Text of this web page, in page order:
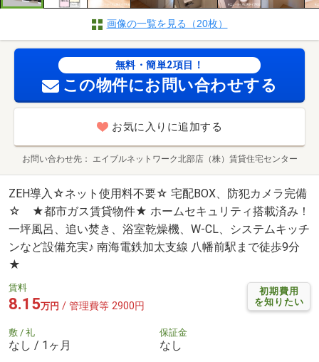
画像の一覧を見る（20枚）
無料・簡単2項目！
この物件にお問い合わせする
お気に入りに追加する
お問い合わせ先 エイブルネットワーク北部店（株）賃貸住宅センター
ZEH導入☆ネット使用料不要☆ 宅配BOX、防犯カメラ完備
☆ ★都市ガス賃貸物件★ ホームセキュリティ搭載済み！
一坪風呂、追い焚き、浴室乾燥機、W-CL、システムキッチ
ンなど設備充実♪ 南海電鉄加太支線 八幡前駅まで徒歩9分
★
初期費用
を知りたい
賃料
8.15万円 / 管理費等 2900円
敷 / 礼
なし / 1ヶ月
保証金
なし